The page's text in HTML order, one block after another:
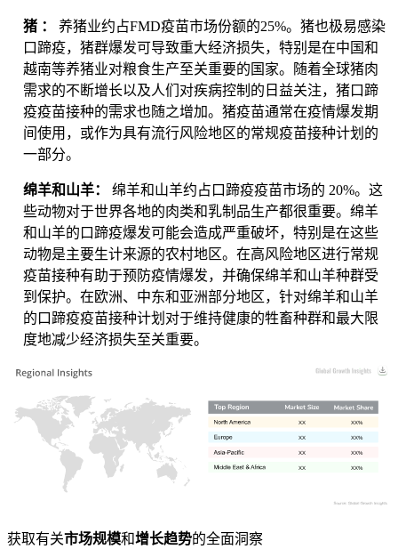
猪 ： 养猪业约占FMD疫苗市场份额的25%。猪也极易感染
口蹄疫，猪群爆发可导致重大经济损失，特别是在中国和
越南等养猪业对粮食生产至关重要的国家。随着全球猪肉
需求的不断增长以及人们对疾病控制的日益关注，猪口蹄
疫疫苗接种的需求也随之增加。猪疫苗通常在疫情爆发期
间使用，或作为具有流行风险地区的常规疫苗接种计划的
一部分。
绵羊和山羊： 绵羊和山羊约占口蹄疫疫苗市场的 20%。这
些动物对于世界各地的肉类和乳制品生产都很重要。绵羊
和山羊的口蹄疫爆发可能会造成严重破坏，特别是在这些
动物是主要生计来源的农村地区。在高风险地区进行常规
疫苗接种有助于预防疫情爆发，并确保绵羊和山羊种群受
到保护。在欧洲、中东和亚洲部分地区，针对绵羊和山羊
的口蹄疫疫苗接种计划对于维持健康的牲畜种群和最大限
度地减少经济损失至关重要。
XX%
XX
XX%
XX
XX%
XX
XX%
XX
获取有关市场规模和增长趋势的全面洞察